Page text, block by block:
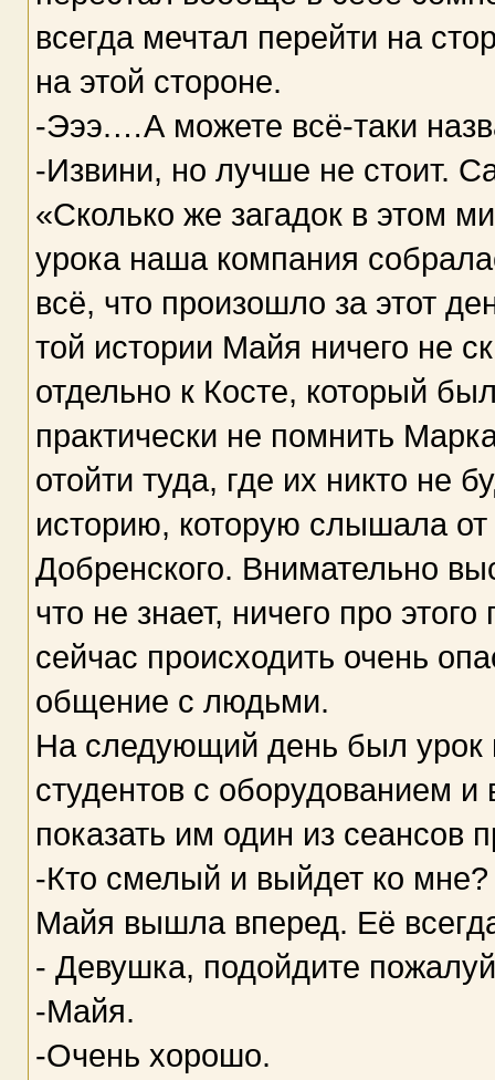
всегда мечтал перейти на
на этой стороне.
-Эээ.…А можете всё-таки
-Извини, но лучше не стоит.
«Сколько же загадок в этом
урока наша компания
всё, что произошло за этот
той истории Майя ничего не
отдельно к Косте, который
практически не помнить
отойти туда, где их никто не
историю, которую слышала
Добренского. Внимательно
что не знает, ничего про
сейчас происходить очень
общение с людьми.
На следующий день был урок
студентов с оборудованием
показать им один из сеансов
-Кто смелый и выйдет ко
Майя вышла вперед. Её
- Девушка, подойдите
-Майя.
-Очень хорошо.